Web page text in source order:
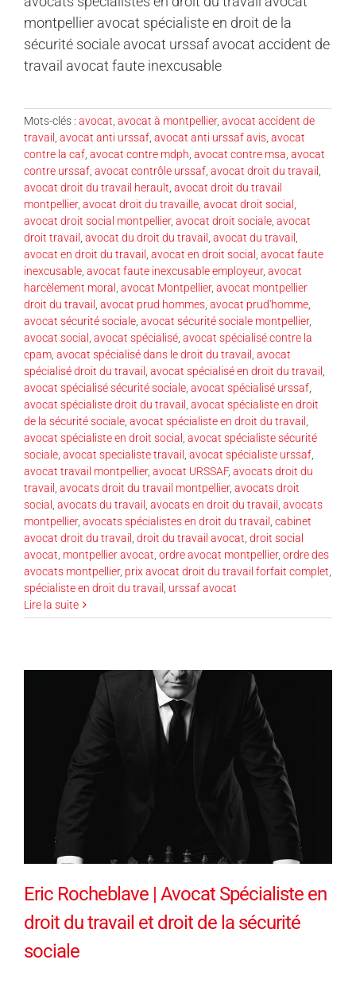
montpellier avocat spécialiste en droit de la
sécurité sociale avocat urssaf avocat accident de
travail avocat faute inexcusable
Mots-clés : avocat avocat à montpellier, avocat accident de
travail
avocat anti urssaf avocat anti urssaf avis avocat
contre la caf avocat contre mdph avocat contre msa avocat
contre urssaf avocat contrôle urssaf avocat droit du travail
avocat droit du travail herault avocat droit du travail
montpellier, avocat droit du travaille avocat droit social
avocat droit social montpellier, avocat droit sociale avocat
droit travail
avocat du droit du travail avocat du travail
avocat en droit du travail
avocat en droit social
avocat faute
inexcusable avocat faute inexcusable employeur, avocat
harcèlement moral
avocat Montpellier, avocat montpellier
droit du travail
avocat prud hommes avocat prud'homme
avocat sécurité sociale avocat sécurité sociale montpellier,
avocat social
avocat spécialisé avocat spécialisé contre la
cpam avocat spécialisé dans le droit du travail
avocat
spécialisé droit du travail
avocat spécialisé en droit du travail
avocat spécialisé sécurité sociale avocat spécialisé urssaf
avocat spécialiste droit du travail
avocat spécialiste en droit
de la sécurité sociale avocat spécialiste en droit du travail
avocat spécialiste en droit social
avocat spécialiste sécurité
sociale avocat specialiste travail avocat spécialiste urssaf
avocat travail montpellier, avocat URSSAF, avocats droit du
travail
avocats droit du travail montpellier, avocats droit
social
avocats du travail avocats en droit du travail
avocats
montpellier, avocats spécialistes en droit du travail
cabinet
avocat droit du travail
droit du travail avocat droit social
avocat montpellier avocat ordre avocat montpellier, ordre des
avocats montpellier, prix avocat droit du travail forfait complet
spécialiste en droit du travail
urssaf avocat
Lire la suite
Eric Rocheblave | Avocat Spécialiste en
droit du travail et droit de la sécurité
sociale